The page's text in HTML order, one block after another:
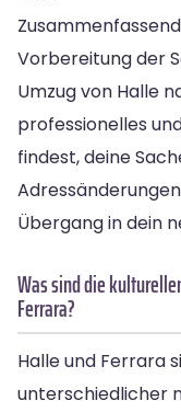
Vorbereitung der
Umzug von Halle
professionelles
findest, deine
Übergang in dein
Was sind die
Ferrara?
Halle und Ferrara
unterschiedlicher